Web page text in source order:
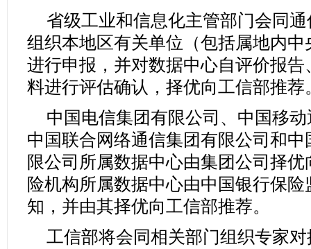
省级工业和信息化主管部门会同
组织本地区有关单位（包括属地内
进行申报，并对数据中心自评价报
料进行评估确认，择优向工信部推荐
中国电信集团有限公司、中国移
中国联合网络通信集团有限公司和
限公司所属数据中心由集团公司择
险机构所属数据中心由中国银行保
知，并由其择优向工信部推荐。
工信部将会同相关部门组织专家